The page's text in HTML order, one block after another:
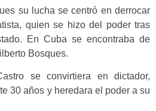
su lucha se centró en derrocar
quien se hizo del poder tras
En Cuba se encontraba de
Bosques.
se convirtiera en dictador,
30 años y heredara el poder a su